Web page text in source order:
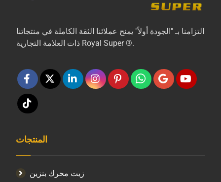
التزامنا بـ "الجودة أولاً" يمنح عملائنا الثقة الكاملة في منتجاتنا
ذات العلامة التجارية Royal Super ®.
المنتجات
زيت محرك بنزين